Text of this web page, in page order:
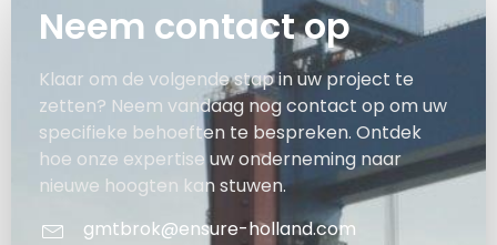
Neem contact op
Klaar om de volgende stap in uw project te
zetten? Neem vandaag nog contact op om uw
specifieke behoeften te bespreken. Ontdek
hoe onze expertise uw onderneming naar
nieuwe hoogten kan stuwen.
gmtbrok@ensure-holland.com